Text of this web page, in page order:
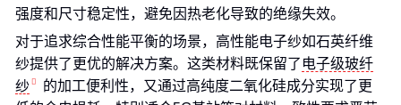
强度和尺寸稳定性，避免因热老化导致的绝缘失效。
对于追求综合性能平衡的场景，高性能电子纱如石英纤维
纱提供了更优的解决方案。这类材料既保留了 电子级玻纤
纱
的加工便利性，又通过高纯度二氧化硅成分实现了更